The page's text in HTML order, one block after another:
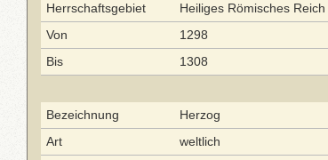
Herrschaftsgebiet
Heiliges Römisches Reich
Von
1298
Bis
1308
Bezeichnung
Herzog
Art
weltlich